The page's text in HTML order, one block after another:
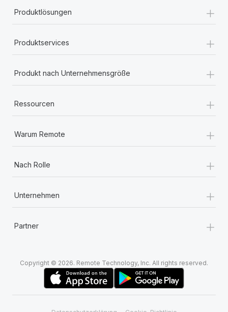
Produktlösungen +
Produktservices +
Produkt nach Unternehmensgröße +
Ressourcen +
Warum Remote +
Nach Rolle +
Unternehmen +
Partner +
Copyright © 2026. Remote Technology, Inc. All rights reserved.